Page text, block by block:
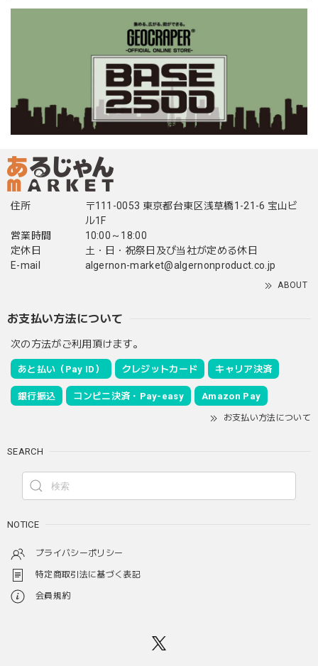
住所
〒111-0053 東京都台東区浅草橋1-21-6 宝山ビ
ル1F
営業時間
10:00～18:00
定休日
土・日・祝祭日及び当社が定める休日
E-mail
algernon-market@algernonproduct.co.jp
ABOUT
お支払い方法について
次の方法がご利用頂けます。
あと払い（Pay ID） クレジットカード キャリア決済
銀行振込 コンビニ決済・Pay-easy Amazon Pay
お支払い方法について
SEARCH
NOTICE
プライバシーポリシー
特定商取引法に基づく表記
会員規約